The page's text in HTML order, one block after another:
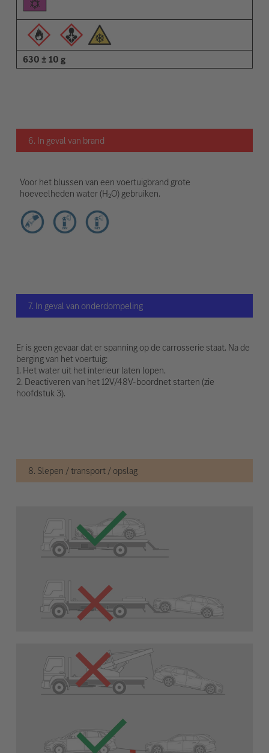
630 ± 10 g
6. In geval van brand
Voor het blussen van een voertuigbrand grote
hoeveelheden water (H₂O) gebruiken.
7. In geval van onderdompeling
Er is geen gevaar dat er spanning op de carrosserie staat. Na de
berging van het voertuig:
1. Het water uit het interieur laten lopen.
2. Deactiveren van het 12V/48V-boordnet starten (zie
hoofdstuk 3).
8. Slepen / transport / opslag